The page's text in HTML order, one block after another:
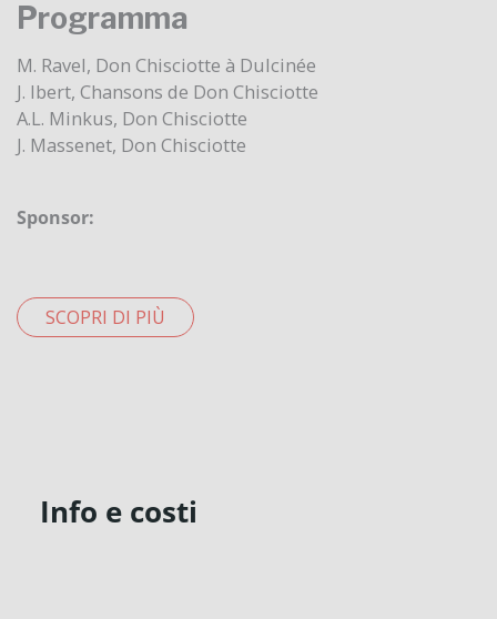
Programma
M. Ravel, Don Chisciotte à Dulcinée
J. Ibert, Chansons de Don Chisciotte
A.L. Minkus, Don Chisciotte
J. Massenet, Don Chisciotte
Sponsor:
SCOPRI DI PIÙ
Info e costi